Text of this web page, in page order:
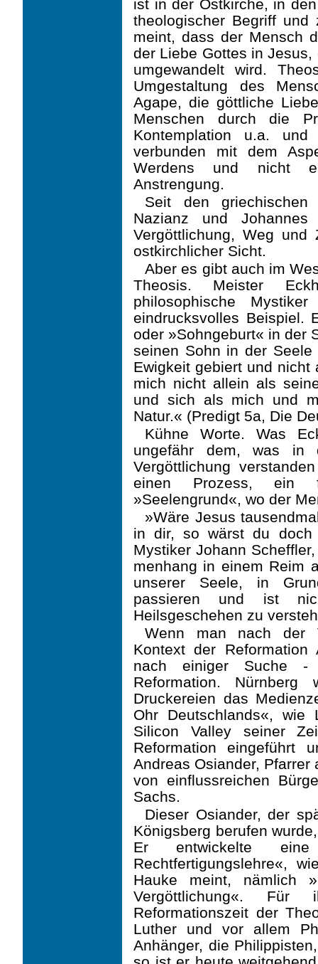
ist in der Ostkirche, in
theologischer Begriff
meint, dass der Mensch
der Liebe Gottes in
umgewandelt wird.
Umgestaltung des
Agape, die göttliche
Menschen durch die
Kontemplation u.a.
verbunden mit dem
Werdens und nicht
Anstrengung.
Seit den
Nazianz und
Vergöttlichung, Weg
ostkirchlicher Sicht.
Aber es gibt auch im
Theosis. Meister
philosophische
eindrucksvolles Beispiel.
oder »Sohngeburt« in der
seinen Sohn in der
Ewigkeit gebiert und nicht
mich nicht allein als
und sich als mich und
Natur.« (Predigt 5a, Die
Kühne Worte. Was
ungefähr dem, was in
Vergöttlichung
einen Prozess, ein
»Seelengrund«, wo der
»Wäre Jesus
in dir, so wärst du doch
Mystiker Johann
menhang in einem Reim
unserer Seele, in
passieren und ist
Heilsgeschehen zu
Wenn man nach der
Kontext der
nach einiger Suche
Reformation.
Druckereien das
Ohr Deutschlands«,
Silicon Valley seiner
Reformation eingeführt
Andreas Osiander, Pfarrer
von einflussreichen
Sachs.
Dieser Osiander, der
Königsberg berufen
Er entwickelte eine
Rechtfertigungs­lehre«,
Hauke meint, nämlich
Vergöttlichung«.
Reformationszeit der
Luther und vor allem
Anhänger, die